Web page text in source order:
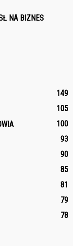
NA BIZNES
149
105
100
93
90
85
81
79
78